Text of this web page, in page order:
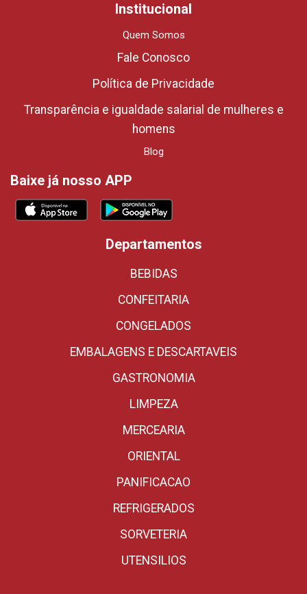
Institucional
Quem Somos
Fale Conosco
Política de Privacidade
Transparência e igualdade salarial de mulheres e
homens
Blog
Baixe já nosso APP
Departamentos
BEBIDAS
CONFEITARIA
CONGELADOS
EMBALAGENS E DESCARTAVEIS
GASTRONOMIA
LIMPEZA
MERCEARIA
ORIENTAL
PANIFICACAO
REFRIGERADOS
SORVETERIA
UTENSILIOS